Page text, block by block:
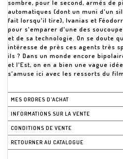
sombre, pour le second, armés de
automatiques (dont un muni d'un
fait lorsqu'il tire), Ivanias et
pour s'emparer d'une des
et de sa technologie. On se doute
intéresse de près ces agents très
ils ? Dans un monde encore
et l'Est, on en a bien une vague
s'amuse ici avec les ressorts du
MES ORDRES D'ACHAT
INFORMATIONS SUR LA VENTE
CONDITIONS DE VENTE
RETOURNER AU CATALOGUE